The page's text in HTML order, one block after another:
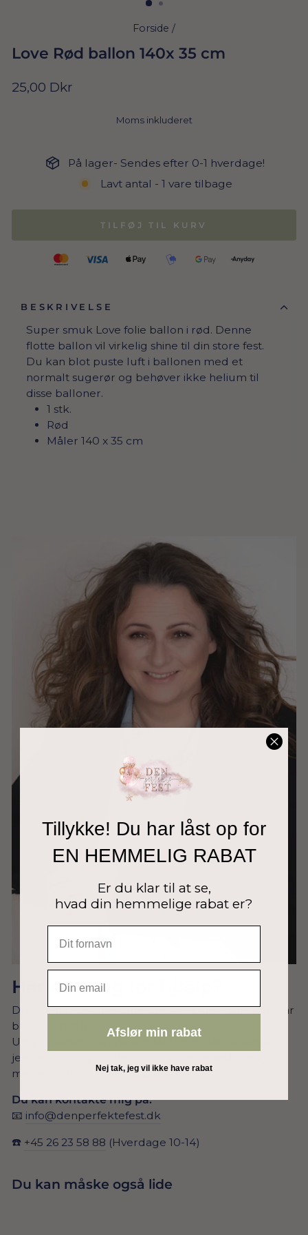
Forside /
Love Rød ballon 140x 35 cm
Normal
25,00 Dkr
Moms inkluderet
På lager- Sendes efter 0-1 hverdage!
Lavt antal - 1 vare tilbage
TILFØJ TIL KURV
BESKRIVELSE
Super smuk Love folie ballon i rød. Denne
flotte ballon vil virkelig shine til din store fest.
Du kan blot puste luft i ballonen med et
normalt sugerør og behøver ikke helium til
disse balloner.
1 stk.
Rød
Måler 140 x 35 cm
Har du brug for hjælp?
Du er altid velkommen til at skrive til mig, hvis du har
brug for hjælp.
Udfyld nedenstående kontaktformular, så vender
jeg retur til dig hurtigst muligt. Jeg glæder mig
meget til at høre fra dig 😊
Du kan kontakte mig på:
📧 info@denperfektefest.dk
☎️ +45 26 23 58 88 (Hverdage 10-14)
Du kan måske også lide
Tillykke! Du har låst op for
EN HEMMELIG RABAT
Er du klar til at se,
hvad din hemmelige rabat er?
Afslør min rabat
Nej tak, jeg vil ikke have rabat